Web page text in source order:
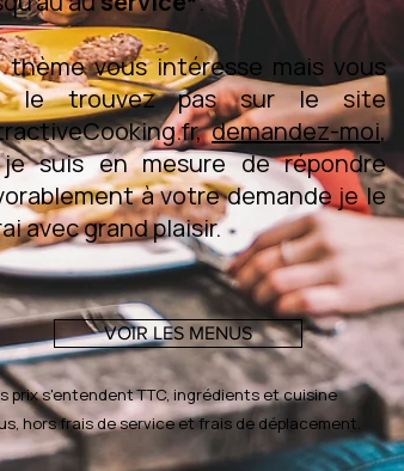
thème vous intéresse mais vous
le trouvez pas sur le site
demandez-moi,
suis en mesure de répondre
à votre demande je le
avec grand plaisir.
VOIR LES MENUS
prix s'entendent TTC, ingrédients et cuisine
hors frais de service et frais de déplacement.